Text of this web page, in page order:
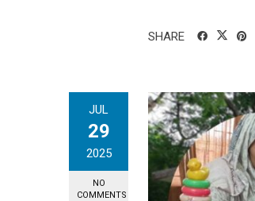
SHARE
JUL
29
2025
NO
COMMENTS